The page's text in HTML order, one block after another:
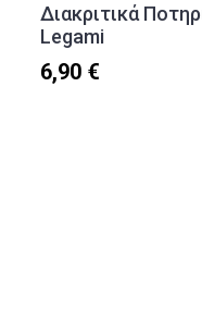
Διακριτικά
Legami
6,90 €